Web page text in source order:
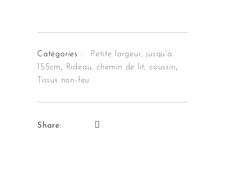
Catégories :
Petite largeur, jusqu'à
155cm, Rideau, chemin de lit, coussin,
Tissus non-feu
Share: